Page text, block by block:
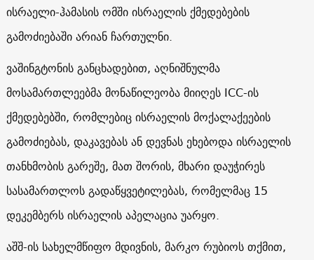
ისრაელი-ჰამასის ომში ისრაელის ქმედებების
გამოძიებაში არიან ჩართულნი.
ვაშინგტონის განცხადებით, აღნიშნულმა
მოსამართლეებმა მონაწილეობა მიიღეს ICC-ის
ქმედებებში, რომლებიც ისრაელის მოქალაქეების
გამოძიებას, დაკავებას ან დევნას ეხებოდა ისრაელის
თანხმობის გარეშე, მათ შორის, მხარი დაუჭირეს
სასამართლოს გადაწყვეტილებას, რომელმაც 15
დეკემბერს ისრაელის აპელაცია უარყო.
აშშ-ის სახელმწიფო მდივნის, მარკო რუბიოს თქმით,